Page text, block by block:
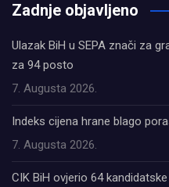
Zadnje objavljeno
Ulazak BiH u SEPA znači za
za 94 posto
7. Augusta 2026.
Indeks cijena hrane blago
7. Augusta 2026.
CIK BiH ovjerio 64